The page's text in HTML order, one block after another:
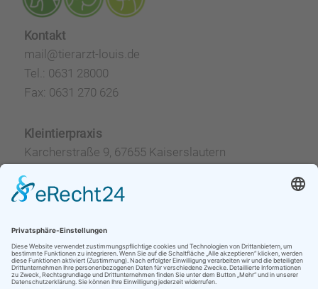
Kontakt
mail@tierarzt-louis.de
Tel.: 0631 28000
Fax: 0631 270 626
Kleintierpraxis
Karcherstraße 9, 67655 Kaiserslautern
Di
10–12 Uhr
und nach Vereinbarung
Pferdepraxis